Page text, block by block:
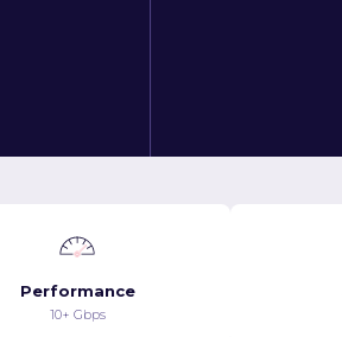
Performance
10+ Gbps